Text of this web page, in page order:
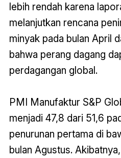
lebih rendah karena
melanjutkan rencana
minyak pada bulan April
bahwa perang dagang
perdagangan global.
PMI Manufaktur S&P
menjadi 47,8 dari 51,6
penurunan pertama di
bulan Agustus.